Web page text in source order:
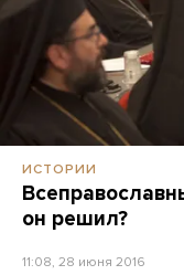
ИСТОРИИ
он решил?
11:08, 28 июня 2016